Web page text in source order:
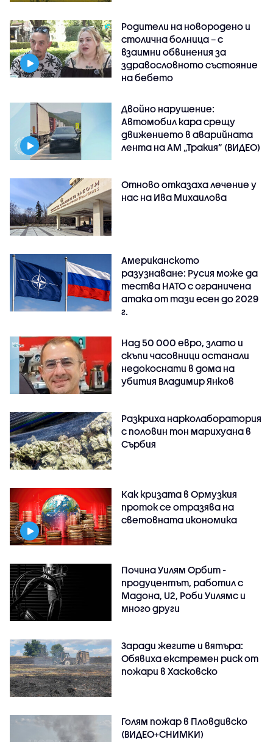
Родители на новородено и
столична болница – с
взаимни обвинения за
здравословното състояние
на бебето
Двойно нарушение:
Автомобил кара срещу
движението в аварийната
лента на АМ „Тракия” (ВИДЕО)
Отново отказаха лечение у
нас на Ива Михаилова
Американското
разузнаване: Русия може да
тества НАТО с ограничена
атака от тази есен до 2029
г.
Над 50 000 евро, злато и
скъпи часовници останали
недокоснати в дома на
убития Владимир Янков
Разкриха нарколаборатория
с половин тон марихуана в
Сърбия
Как кризата в Ормузкия
проток се отразява на
световната икономика
Почина Уилям Орбит -
продуцентът, работил с
Мадона, U2, Роби Уилямс и
много други
Заради жегите и вятъра:
Обявиха екстремен риск от
пожари в Хасковско
Голям пожар в Пловдивско
(ВИДЕО+СНИМКИ)